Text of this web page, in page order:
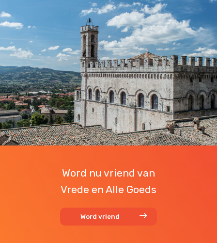
Word nu vriend van
Vrede en Alle Goeds
Word vriend